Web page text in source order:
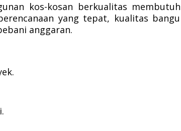
kos-kosan berkualitas
yang tepat, kualitas
anggaran.